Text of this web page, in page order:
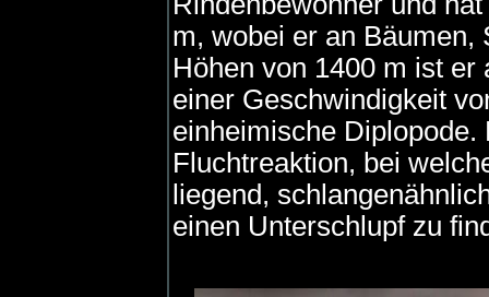
m, wobei er an Bäumen,
Höhen von 1400 m ist
einer Geschwindigkeit
einheimische
Fluchtreaktion, bei
liegend,
einen Unterschlupf zu